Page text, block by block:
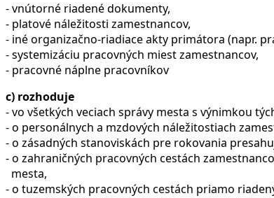
- vnútorné riadené dokumenty,
- platové náležitosti zamestnancov,
- iné organizačno-riadiace akty primátora (napr.
- systemizáciu pracovných miest zamestnancov,
- pracovné náplne pracovníkov
c) rozhoduje
- vo všetkých veciach správy mesta s výnimkou
- o personálnych a mzdových náležitostiach
- o zásadných stanoviskách pre rokovania
- o zahraničných pracovných cestách
mesta,
- o tuzemských pracovných cestách priamo